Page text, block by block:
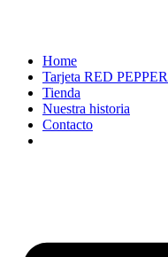
Home
Tarjeta RED PEPPER
Tienda
Nuestra historia
Contacto